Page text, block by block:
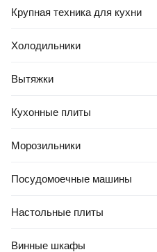
Крупная техника для кухни
Холодильники
Вытяжки
Кухонные плиты
Морозильники
Посудомоечные машины
Настольные плиты
Винные шкафы